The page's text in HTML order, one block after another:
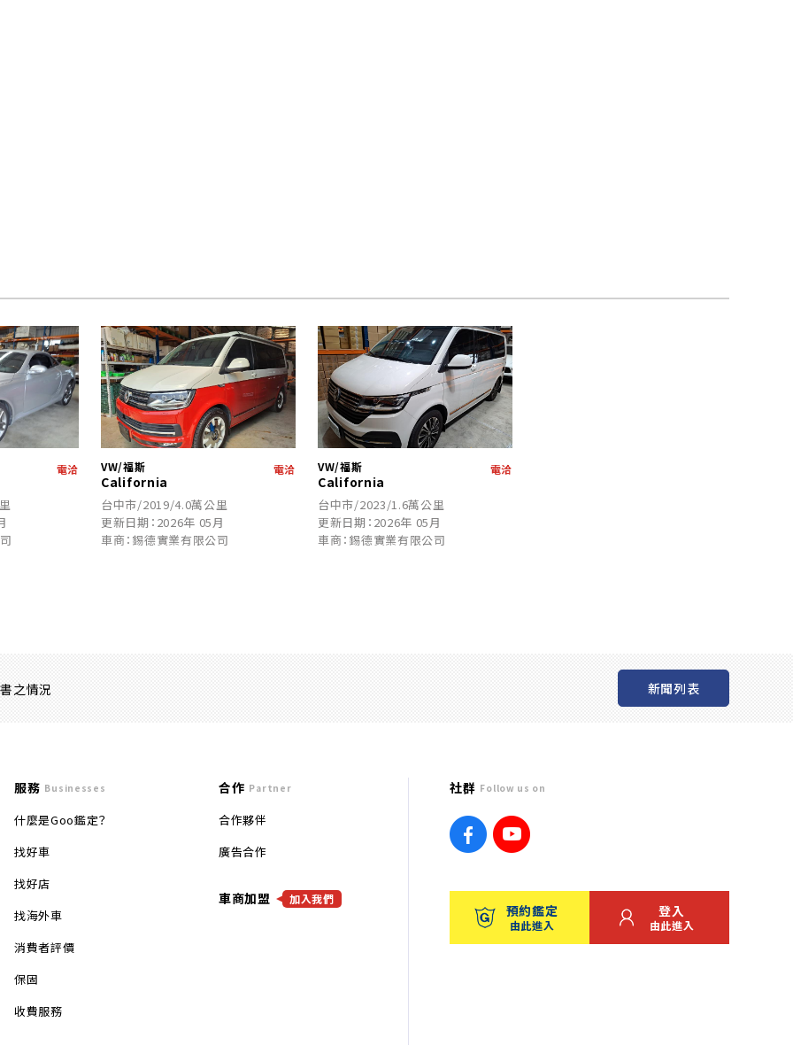
電洽 VW/福斯
California
電洽
台中市/2019/4.0萬公里
更新日期：2026年 05月
車商：錫德實業有限公司
VW/福斯
California
電洽
台中市/2023/1.6萬公里
更新日期：2026年 05月
車商：錫德實業有限公司
之情況 新聞列表
服務 Businesses
什麼是Goo鑑定？
找好車
找好店
找海外車
消費者評價
保固
收費服務
合作 Partner
合作夥伴
廣告合作
車商加盟 加入我們
社群 Follow us on
預約鑑定
由此進入
登入
由此進入